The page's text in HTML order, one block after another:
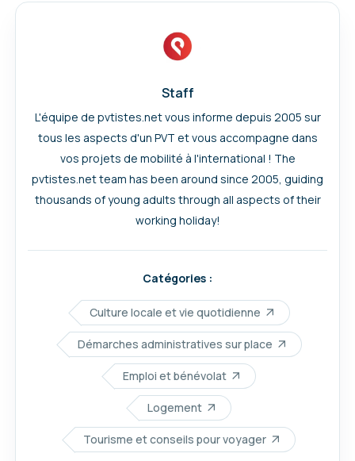
Staff
L'équipe de pvtistes.net vous informe depuis 2005 sur
tous les aspects d'un PVT et vous accompagne dans
vos projets de mobilité à l'international ! The
pvtistes.net team has been around since 2005, guiding
thousands of young adults through all aspects of their
working holiday!
Catégories :
Culture locale et vie quotidienne
Démarches administratives sur place
Emploi et bénévolat
Logement
Tourisme et conseils pour voyager